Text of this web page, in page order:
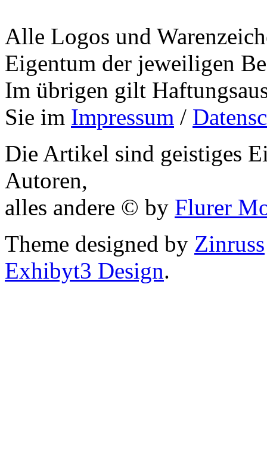
..
..
..
Alle Logos und
Eigentum der jeweiligen
Im übrigen gilt
Sie im Impressum /
Die Artikel sind geistiges
Autoren,
alles andere © by Flurer
Theme designed by Zinruss
Exhibyt3 Design.